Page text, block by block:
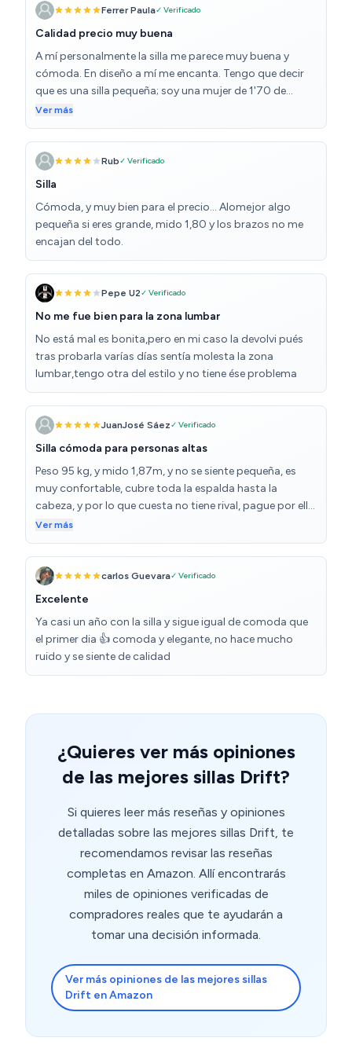
En definitiva, creo que es una silla funcional, para
demasiado. No la veo como silla para escritorio, ya que
es bastante rígida y se necesitaría una silla más
ergonómica.
comoda eso no se lo quita nada puedes ajustar los
brazos comodamente, el reposa cabezas esta bien
pero no se puede inclinar, lo he intentado incluso
ajustando con la llave L, es cojin lumbar es comodo y se
ajusta bien y la tela trasnpira y no da calor.
Ferrer Paula✓ Verificado
Calidad precio muy buena
A mí personalmente la silla me parece muy buena y
cómoda. En diseño a mí me encanta. Tengo que decir
que es una silla pequeña; soy una mujer de 1'70 de
complexión media y creo que a alguien un poco más
grande se le quedaría un tanto corta. Pero en general el
asiento es muy cómodo, se puede regular la cabeza, el
asiento (aunque sin mucho recorrido) y la inclinación.
Los reposabrazos solo son en 2D, es decir
bien.
Ver más
Rub✓ Verificado
Silla
Cómoda, y muy bien para el precio... Alomejor algo
pequeña si eres grande, mido 1,80 y los brazos no me
encajan del todo.
Pepe U2✓ Verificado
No me fue bien para la zona lumbar
No está mal es bonita,pero en mi caso la devolvi pués
tras probarla varías días sentía molesta la zona
lumbar,tengo otra del estilo y no tiene ése problema
JuanJosé Sáez✓ Verificado
Silla cómoda para personas altas
Peso 95 kg, y mido 1,87m, y no se siente pequeña, es
muy confortable, cubre toda la espalda hasta la
cabeza, y por lo que cuesta no tiene rival, pague por ella
111€ por ser de color rosa los bordes, en otros colores
se va el precio a 200€. Volvería a comprarla sin dudarlo.
Ver más
carlos Guevara✓ Verificado
Excelente
Ya casi un año con la silla y sigue igual de comoda que
el primer dia 👍 comoda y elegante, no hace mucho
ruido y se siente de calidad
¿Quieres ver más opiniones
de las mejores sillas Drift?
Si quieres leer más reseñas y opiniones
detalladas sobre las mejores sillas Drift, te
recomendamos revisar las reseñas
completas en Amazon. Allí encontrarás
miles de opiniones verificadas de
compradores reales que te ayudarán a
tomar una decisión informada.
Ver más opiniones de las mejores sillas
Drift en Amazon